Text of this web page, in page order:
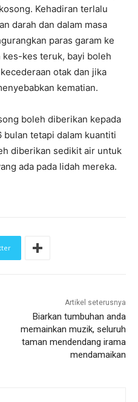
Kehadiran terlalu
darah dan dalam masa
paras garam ke
kes-kes teruk, bayi boleh
otak dan jika
kematian.
boleh diberikan kepada
bulan tetapi dalam kuantiti
diberikan sedikit air untuk
ada pada lidah mereka.
Artikel seterusnya
Biarkan tumbuhan anda
memainkan muzik, seluruh
taman mendendang irama
mendamaikan